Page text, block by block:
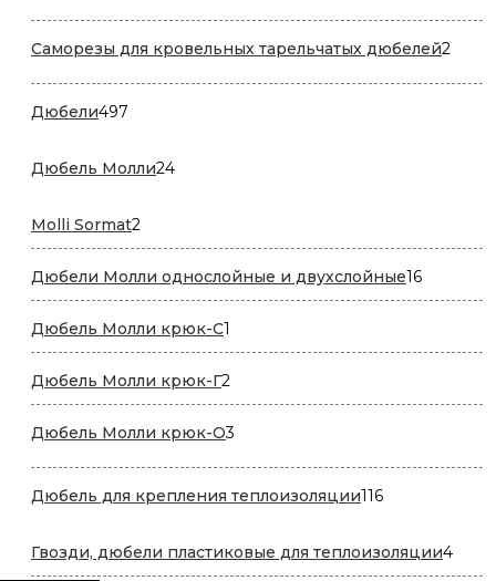
Саморезы для кровельных тарельчатых дюбелей2
Дюбели497
Дюбель Молли2424
Molli Sormat2
товара
Дюбели Молли однослойные и двухслойные1616
товаров
Дюбель Молли крюк-C1
товар
Дюбель Молли крюк-Г2
товара
Дюбель Молли крюк-О3
Дюбель для крепления теплоизоляции116116
Гвозди, дюбели пластиковые для теплоизоляции44